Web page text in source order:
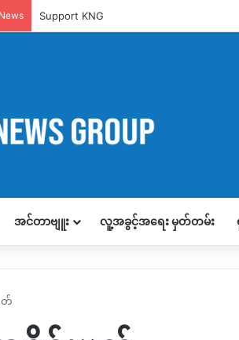
Support KNG
အင်တာဗျူး လူ့အခွင့်အရေး မှတ်တမ်း
တ်